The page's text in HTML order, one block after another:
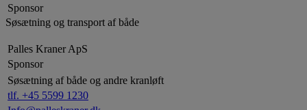
Sponsor
Søsætning og transport af både
Palles Kraner ApS
Sponsor
Søsætning af både og andre kranløft
tlf. +45 5599 1230